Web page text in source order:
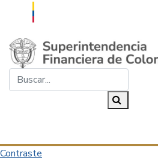
Saltar al contenido principal
Contraste